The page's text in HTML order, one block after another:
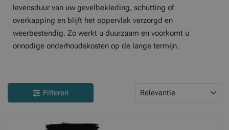
levensduur van uw gevelbekleding, schutting of
overkapping en blijft het oppervlak verzorgd en
weerbestendig. Zo werkt u duurzaam en voorkomt u
onnodige onderhoudskosten op de lange termijn.
Filteren Relevantie